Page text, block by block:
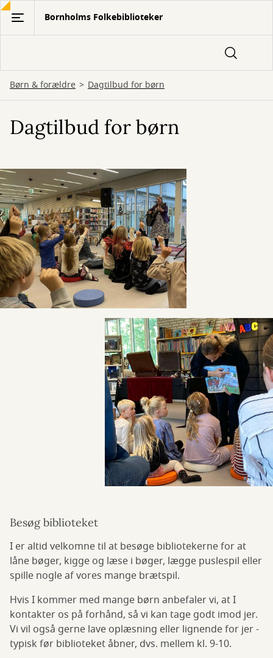
Gå
hovedindhold
Bornholms Folkebiblioteker
Børn & forældre Dagtilbud for børn
Dagtilbud for børn
Besøg biblioteket
I er altid velkomne til at besøge bibliotekerne for at
låne bøger, kigge og læse i bøger, lægge puslespil eller
spille nogle af vores mange brætspil.
Hvis I kommer med mange børn anbefaler vi, at I
kontakter os på forhånd, så vi kan tage godt imod jer.
Vi vil også gerne lave oplæsning eller lignende for jer -
typisk før biblioteket åbner, dvs. mellem kl. 9-10.